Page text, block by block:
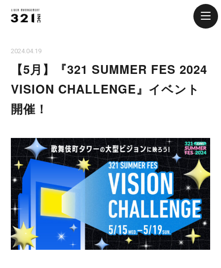
2024.04.19
【5月】『321 SUMMER FES 2024
VISION CHALLENGE』イベント
開催！